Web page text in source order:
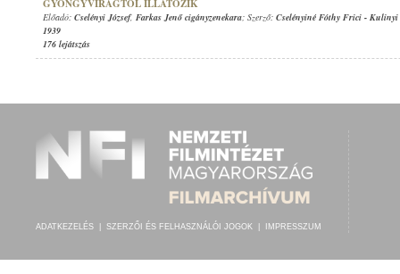
GYÖNGYVIRÁGTÓL ILLATOZIK
Előadó: Cselényi József, Farkas Jenő cigányzenekara; Szerző: Cselényiné Fóthy Frici - Kulinyi
1939
176 lejátszás
ADATKEZELÉS SZERZŐI ÉS FELHASZNÁLÓI JOGOK IMPRESSZUM